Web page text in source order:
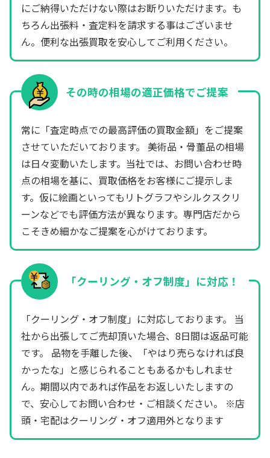
にご納得いただけない際はお断りいただけます。も
ちろん出張料・査定料を請求する事はございませ
ん。便利な出張買取を安心してご利用ください。
その時の相場の適正価格でご提案
常に「査定時点での最高評価の買取金額」をご提案
させていただいております。 美術品・骨董品の相場
は日々変動いたします。当社では、お問い合わせ時
点の相場を基に、買取価格をお客様にご提示しま
す。仮に絵画といってもリトグラフやシルクスクリ
ーンなどでも評価方法が異なります。専門店だから
こそきめ細かなご提案を心がけております。
「クーリング・オフ制度」に対応！
「クーリング・オフ制度」に対応しております。 当
社から出張してご売却頂いた場合、8日間は返品可能
です。 品物を手離した後、「やはり売らなければ良
かったな」と感じられることもあるかもしれませ
ん。期間以内であれば作品をお返しいたしますの
で、安心してお問い合わせ・ご相談ください。 ※店
頭・宅配はクーリング・オフ適用外となります